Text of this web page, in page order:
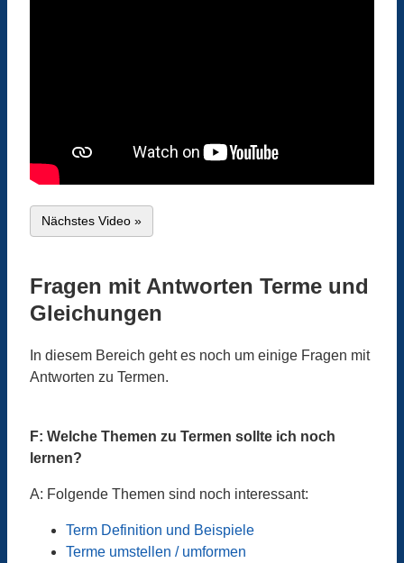
Nächstes Video »
Fragen mit Antworten Terme und
Gleichungen
In diesem Bereich geht es noch um einige Fragen mit
Antworten zu Termen.
F: Welche Themen zu Termen sollte ich noch
lernen?
A: Folgende Themen sind noch interessant:
Term Definition und Beispiele
Terme umstellen / umformen